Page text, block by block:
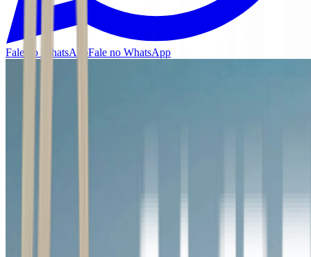
Fale no WhatsAppFale no WhatsApp